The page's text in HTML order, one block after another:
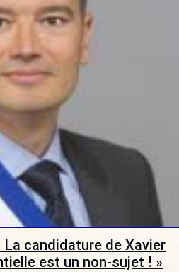
La candidature de Xavier
est un non-sujet ! »